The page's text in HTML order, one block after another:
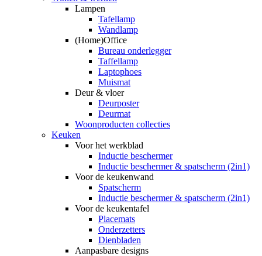
Lampen
Tafellamp
Wandlamp
(Home)Office
Bureau onderlegger
Taffellamp
Laptophoes
Muismat
Deur & vloer
Deurposter
Deurmat
Woonproducten collecties
Keuken
Voor het werkblad
Inductie beschermer
Inductie beschermer & spatscherm (2in1)
Voor de keukenwand
Spatscherm
Inductie beschermer & spatscherm (2in1)
Voor de keukentafel
Placemats
Onderzetters
Dienbladen
Aanpasbare designs